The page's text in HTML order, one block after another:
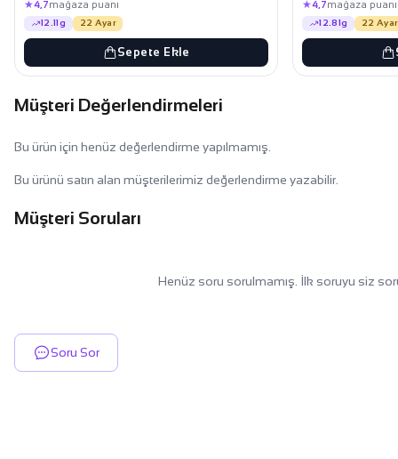
★4,7mağaza puanı
12.11g 22 Ayar
Sepete Ekle
★4,7mağaza puanı
12.81g 22 Ayar
Müşteri Değerlendirmeleri
Bu ürün için henüz değerlendirme yapılmamış.
Bu ürünü satın alan müşterilerimiz değerlendirme yazabilir.
Müşteri Soruları
Henüz soru sorulmamış. İlk soruyu siz
Soru Sor